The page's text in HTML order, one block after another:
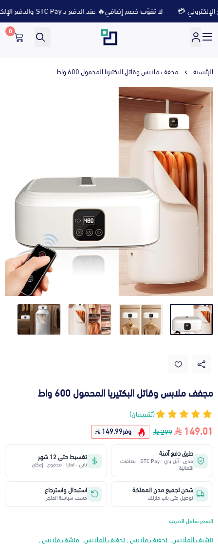
لا تفوّت خصم إضافي🔥 عند الدفع بـ STC Pay والدفع الإلكتروني 💳
متجر ثلاث ارباع
0
الرئيسية مجفف ملابس وقاتل البكتيريا المحمول 600 واط
مجفف ملابس وقاتل البكتيريا المحمول 600 واط
(تقييمان)
149.01
299 وفر149.99
طرق دفع آمنة
مدى · آبل باي · STC Pay · بطاقات
ائتمانية
تقسيط حتى 12 شهر
تابي · تمارا · مدفوع · إمكان
شحن لجميع مدن المملكة
توصيل حتى باب منزلك
استبدال واسترجاع
حسب سياسة المتجر
السعر شامل الضريبة
تنشيف الملابس , تجفيف ملابس , تجفيف الملابس , منشف ملابس ,